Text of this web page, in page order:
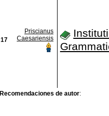
17
Priscianus
Caesariensis
Recomendaciones de autor: